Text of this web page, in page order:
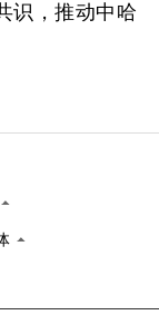
识，推动中哈